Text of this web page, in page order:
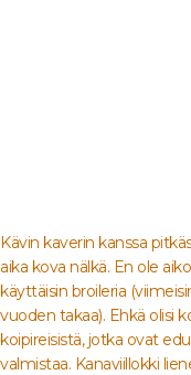
Kävin kaverin kanssa
aika kova nälkä. En ole
käyttäisin broileria
vuoden takaa). Ehkä olisi
koipireisistä, jotka ovat
valmistaa. Kanaviillokki